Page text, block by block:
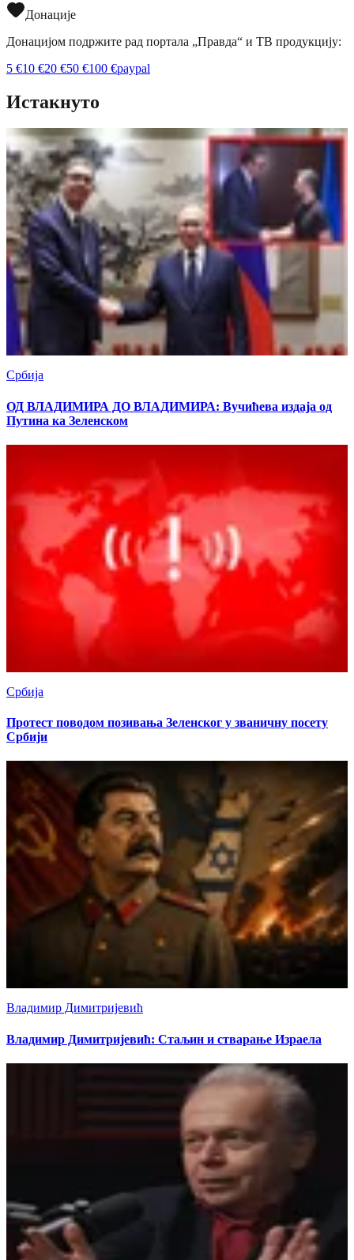
Донације
Донацијом подржите рад портала „Правда“ и ТВ продукцију:
5 €10 €20 €50 €100 €paypal
Истакнуто
Србија
ОД ВЛАДИМИРА ДО ВЛАДИМИРА: Вучићева издаја од
Путина ка Зеленском
Србија
Протест поводом позивања Зеленског у званичну посету
Србији
Владимир Димитријевић
Владимир Димитријевић: Стаљин и стварање Израела